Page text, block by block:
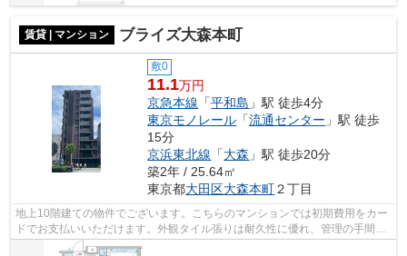
賃貸 | マンション ブライズ大森本町
敷0
11.1万円
京急本線 「平和島 」駅 徒歩4分
東京モノレール 「流通センター 」駅 徒歩
15分
京浜東北線 「大森 」駅 徒歩20分
築2年 / 25.64㎡
東京都大田区大森本町２丁目
地上10階建ての物件でございます。こちらのマンションでは初期費用をカー
ドでお支払いいただけます。外観タイル張りは耐久性に優れ、管理の手間も
抑えられます。共用部には敷地内ごみ...